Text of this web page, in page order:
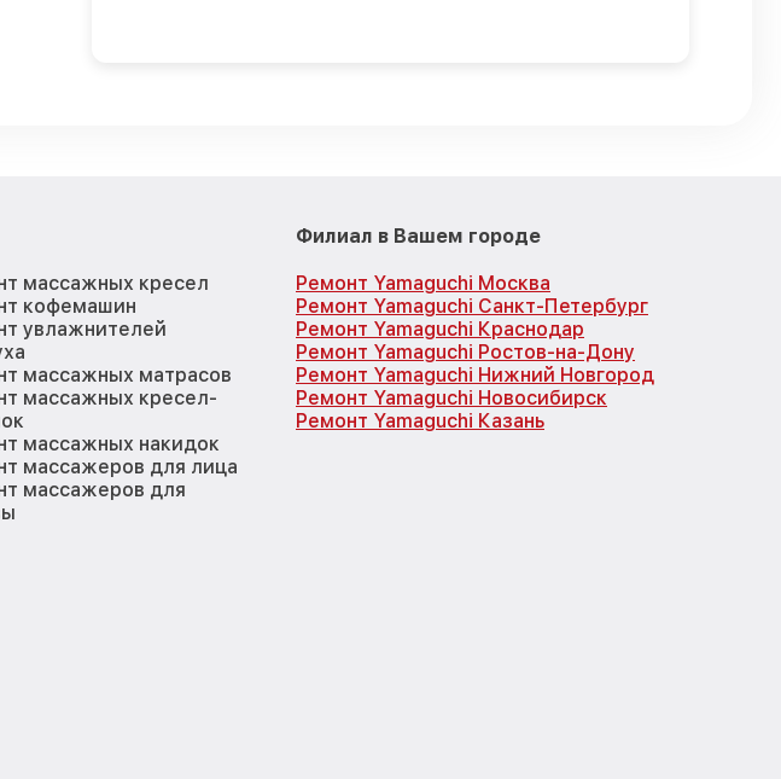
массажных кресел
кофемашин
увлажнителей
массажных матрасов
массажных кресел-
массажных накидок
массажеров для лица
массажеров для
Филиал в Вашем городе
Ремонт Yamaguchi Москва
Ремонт Yamaguchi Санкт-Петербург
Ремонт Yamaguchi Краснодар
Ремонт Yamaguchi Ростов-на-Дону
Ремонт Yamaguchi Нижний Новгород
Ремонт Yamaguchi Новосибирск
Ремонт Yamaguchi Казань